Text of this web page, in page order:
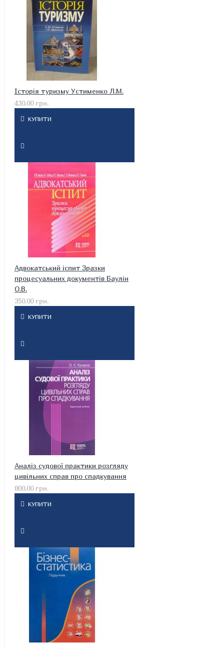
Історія туризму Устименко Л.М.
430.00 грн.
КУПИТИ
Адвокатський іспит Зразки
процесуальних документів Баулін
О.В.
350.00 грн.
КУПИТИ
Аналіз судової практики розгляду
цивільних справ про спадкування
800.00 грн.
КУПИТИ